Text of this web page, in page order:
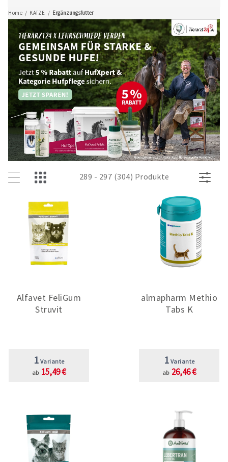
Home / KATZE / Ergänzungsfutter
289 - 297 (304) Produkte
Alfavet FeliGum
Struvit
1 Variante
ab 15,49 €
almapharm Methio
Tabs K
1 Variante
ab 26,46 €